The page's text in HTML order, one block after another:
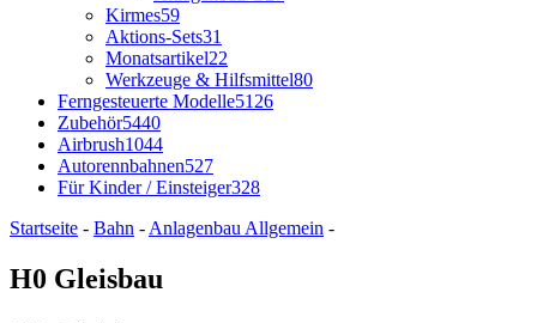
Kirmes59
Aktions-Sets31
Monatsartikel22
Werkzeuge & Hilfsmittel80
Ferngesteuerte Modelle5126
Zubehör5440
Airbrush1044
Autorennbahnen527
Für Kinder / Einsteiger328
Startseite - Bahn - Anlagenbau Allgemein -
H0 Gleisbau